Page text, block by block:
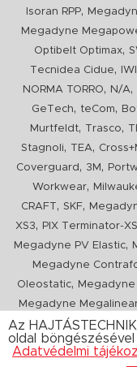
Isoran RPP,
Megadyne
Optibelt Optimax,
Tecnidea Cidue,
NORMA TORRO, N/A,
GeTech, teCom,
Murtfeldt, Trasco,
Stagnoli, TEA,
Coverguard , 3M ,
Workwear,
CRAFT, SKF,
XS3, PIX Terminator-XS
Megadyne PV Elastic,
Megadyne
Oleostatic,
Megadyne
Pull, PIX X'Ceed,
ConCar,
Az
oldal
Adatvédelmi